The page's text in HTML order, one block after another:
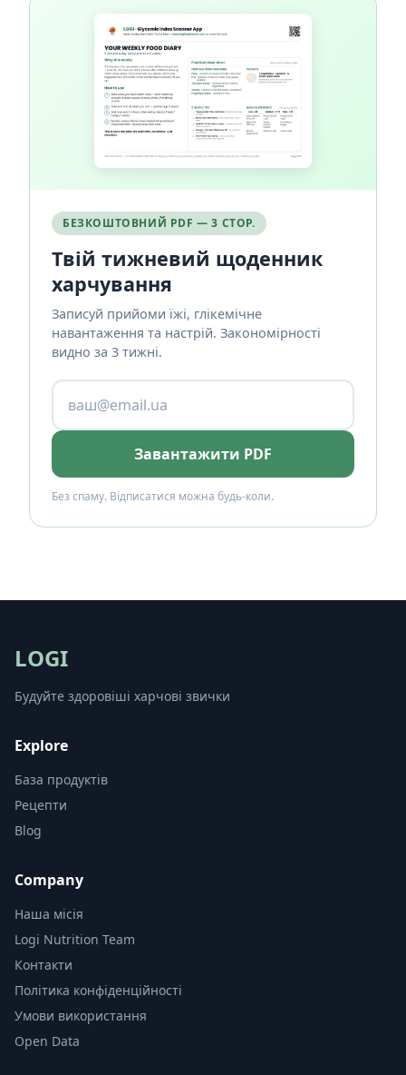
БЕЗКОШТОВНИЙ PDF — 3 СТОР.
Твій тижневий щоденник
харчування
Записуй прийоми їжі, глікемічне
навантаження та настрій. Закономірності
видно за 3 тижні.
Завантажити PDF
Без спаму. Відписатися можна будь-коли.
LOGI
Будуйте здоровіші харчові звички
Explore
База продуктів
Рецепти
Blog
Company
Наша місія
Logi Nutrition Team
Контакти
Політика конфіденційності
Умови використання
Open Data